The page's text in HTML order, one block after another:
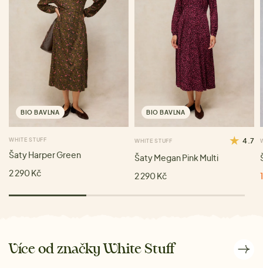
BIO BAVLNA
WHITE STUFF
Šaty Harper Green
2 290 Kč
BIO BAVLNA
WHITE STUFF 4.7
Šaty Megan Pink Multi
2 290 Kč
Více od značky White Stuff